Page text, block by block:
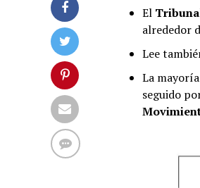
El
alrededor
Lee
La
seguido